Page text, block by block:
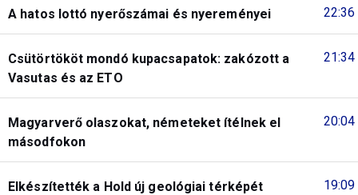
22:36
A hatos lottó nyerőszámai és nyereményei
21:34
Csütörtököt mondó kupacsapatok: zakózott a
Vasutas és az ETO
20:04
Magyarverő olaszokat, németeket ítélnek el
másodfokon
19:09
Elkészítették a Hold új geológiai térképét